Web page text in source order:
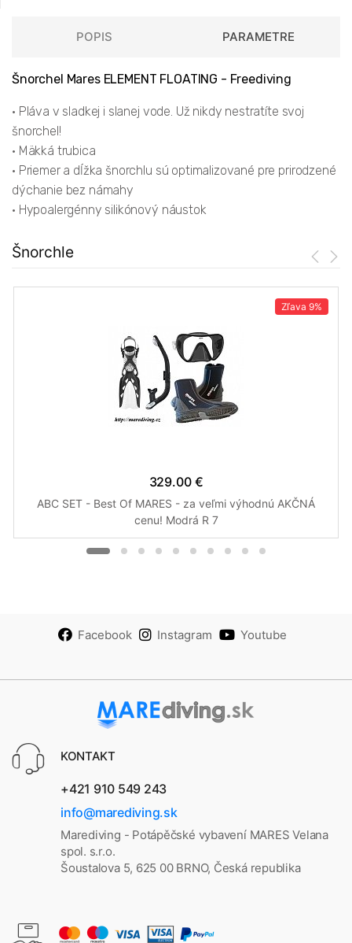
POPIS PARAMETRE
Šnorchel Mares ELEMENT FLOATING - Freediving
• Pláva v sladkej i slanej vode. Už nikdy nestratíte svoj
šnorchel!
• Mäkká trubica
• Priemer a dĺžka šnorchlu sú optimalizované pre prirodzené
dýchanie bez námahy
• Hypoalergénny silikónový náustok
Šnorchle
Zľava 9%
329.00 €
ABC SET - Best Of MARES - za veľmi výhodnú AKČNÁ
cenu! Modrá R 7
Facebook Instagram Youtube
KONTAKT
+421 910 549 243
info@marediving.sk
Marediving - Potápěčské vybavení MARES Velana
spol. s.r.o.
Šoustalova 5, 625 00 BRNO, Česká republika